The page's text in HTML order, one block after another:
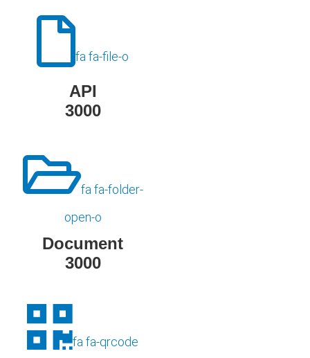
fa fa-file-o
API
3000
fa fa-folder-
open-o
Document
3000
fa fa-qrcode